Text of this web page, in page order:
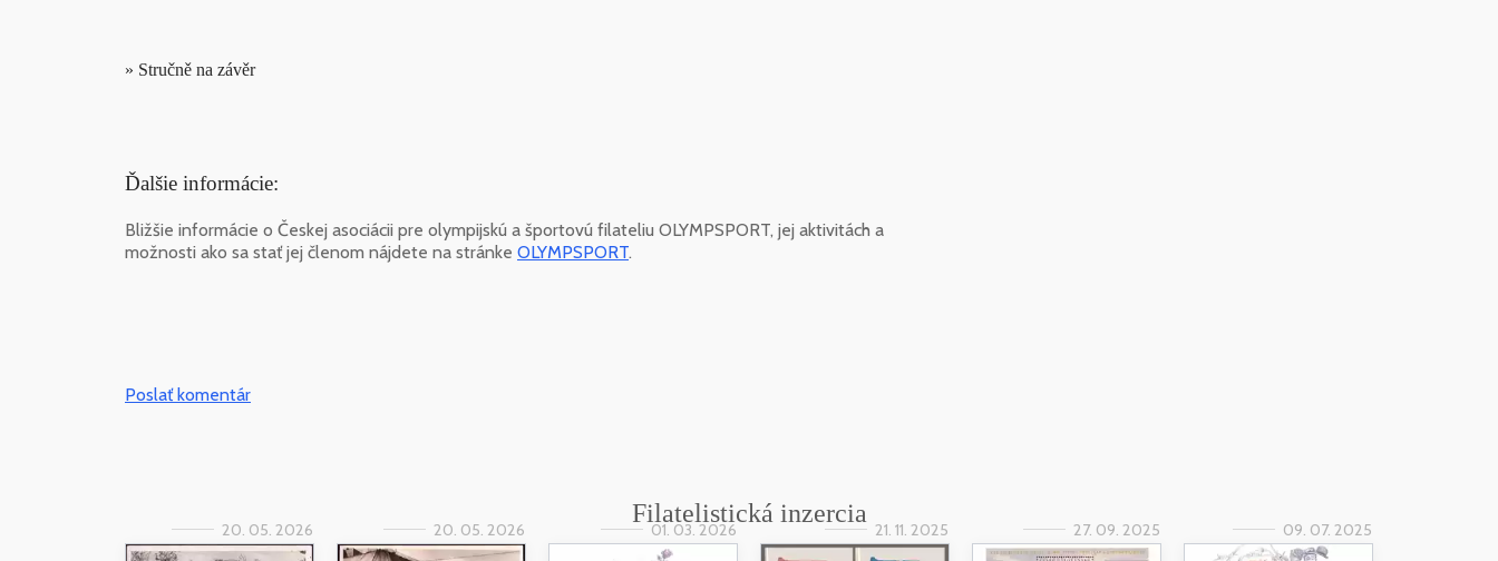
» Stručně na závěr
Ďalšie informácie:
Bližšie informácie o Českej asociácii pre olympijskú a športovú filateliu OLYMPSPORT, jej aktivitách a
možnosti ako sa stať jej členom nájdete na stránke OLYMPSPORT.
Poslať komentár
Filatelistická inzercia
20. 05. 2026 20. 05. 2026 01. 03. 2026 21. 11. 2025 27. 09. 2025 09. 07. 2025